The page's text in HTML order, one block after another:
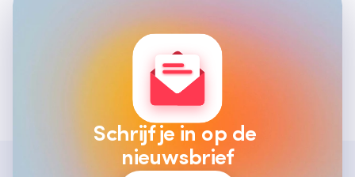
Schrijf je in op de
nieuwsbrief